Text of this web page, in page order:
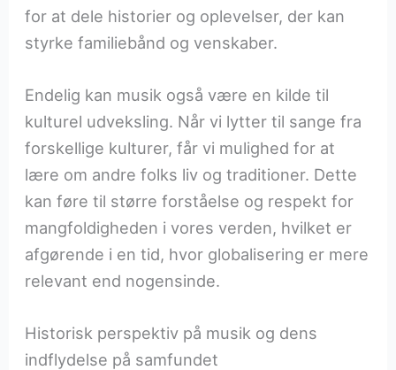
for at dele historier og oplevelser, der kan
styrke familiebånd og venskaber.
Endelig kan musik også være en kilde til
kulturel udveksling. Når vi lytter til sange fra
forskellige kulturer, får vi mulighed for at
lære om andre folks liv og traditioner. Dette
kan føre til større forståelse og respekt for
mangfoldigheden i vores verden, hvilket er
afgørende i en tid, hvor globalisering er mere
relevant end nogensinde.
Historisk perspektiv på musik og dens
indflydelse på samfundet